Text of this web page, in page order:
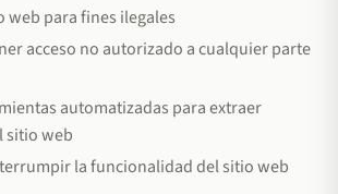
web para fines ilegales
acceso no autorizado a cualquier parte
automatizadas para extraer
sitio web
la funcionalidad del sitio web